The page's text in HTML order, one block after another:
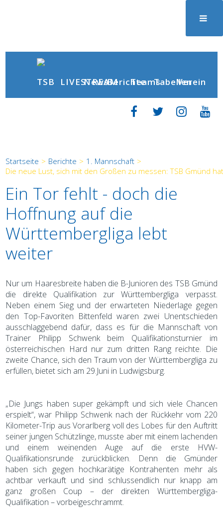
LIVESTREAM
NewsBerichteTeamsTabellenVerein
Startseite > Berichte > 1. Mannschaft >
Die neue Lust, sich mit den Großen zu messen: TSB Gmünd
Ein Tor fehlt - doch die
Hoffnung auf die
Württembergliga lebt
weiter
Nur um Haaresbreite haben die B-Junioren des TSB Gmünd
die direkte Qualifikation zur Württembergliga verpasst.
Neben einem Sieg und der erwarteten Niederlage gegen
den Top-Favoriten Bittenfeld waren zwei Unentschieden
ausschlaggebend dafür, dass es für die Mannschaft von
Trainer Philipp Schwenk beim Qualifikationsturnier im
österreichischen Hard nur zum dritten Rang reichte. Die
zweite Chance, sich den Traum von der Württembergliga zu
erfüllen, bietet sich am 29.Juni in Ludwigsburg.
„Die Jungs haben super gekämpft und sich viele Chancen
erspielt“, war Philipp Schwenk nach der Rückkehr vom 220
Kilometer-Trip aus Vorarlberg voll des Lobes für den Auftritt
seiner jungen Schützlinge, musste aber mit einem lachenden
und einem weinenden Auge auf die erste HVW-
Qualifikationsrunde zurückblicken. Denn die Gmünder
haben sich gegen hochkarätige Kontrahenten mehr als
achtbar verkauft und sind schlussendlich nur knapp am
ganz großen Coup – der direkten Württembergliga-
Qualifikation – vorbeigeschrammt.